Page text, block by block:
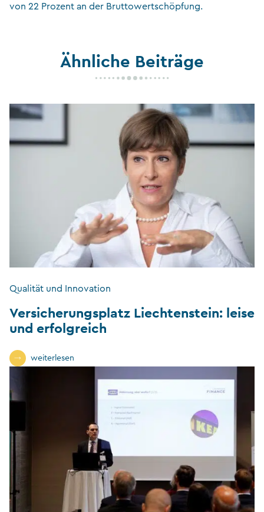
von 22 Prozent an der Bruttowertschöpfung.
Ähnliche Beiträge
Qualität und Innovation
Versicherungsplatz Liechtenstein: leise
und erfolgreich
weiterlesen